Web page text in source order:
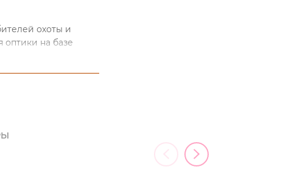
охоты и
на базе
Узнать
или заказать